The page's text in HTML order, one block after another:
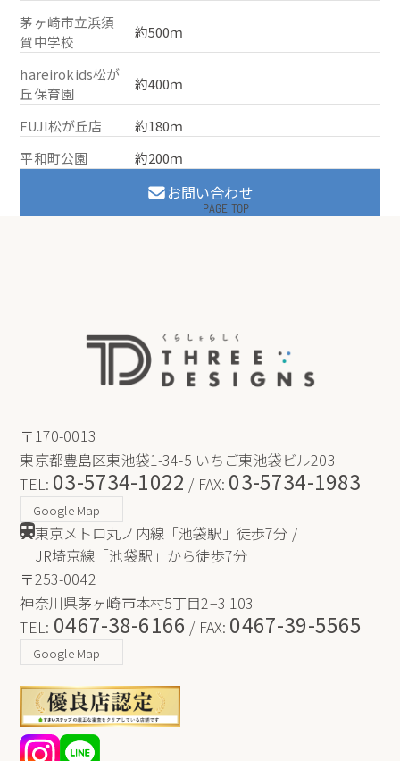
茅ヶ崎市立浜須
賀中学校
約500ｍ
hareirokids松が
丘保育園
約400ｍ
FUJI松が丘店
約180ｍ
平和町公園
約200ｍ
お問い合わせ
〒170-0013
東京都豊島区東池袋1-34-5 いちご東池袋ビル203
TEL: 03-5734-1022 / FAX: 03-5734-1983
Google Map
東京メトロ丸ノ内線「池袋駅」徒歩7分 /
JR埼京線「池袋駅」から徒歩7分
〒253-0042
神奈川県茅ヶ崎市本村5丁目2−3 103
TEL: 0467-38-6166 / FAX: 0467-39-5565
Google Map
PAGE TOP